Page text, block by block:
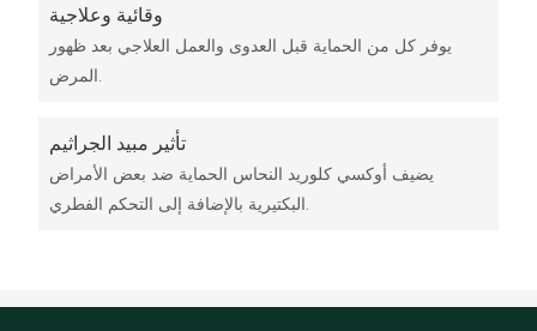
وقائية وعلاجية
يوفر كل من الحماية قبل العدوى والعمل العلاجي بعد ظهور
المرض.
تأثير مبيد الجراثيم
يضيف أوكسي كلوريد النحاس الحماية ضد بعض الأمراض
البكتيرية بالإضافة إلى التحكم الفطري.